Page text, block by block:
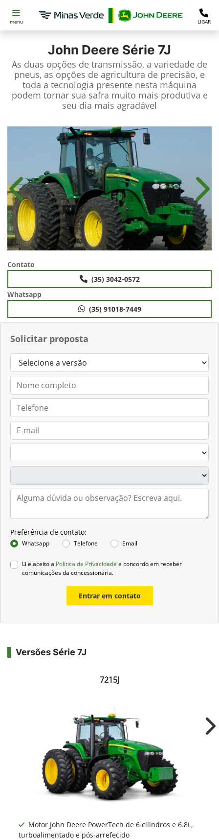
menu LIGAR
John Deere Série 7J
As duas opções de transmissão, a variedade de
pneus, as opções de agricultura de precisão, e
toda a tecnologia presente nesta máquina
podem tornar sua safra muito mais produtiva e
seu dia mais agradável
Solicitar proposta
Preferência de contato:
Whatsapp Telefone Email
Li e aceito a Política de Privacidade e concordo em receber
comunicações da concessionária.
Entrar em contato
Anterior
Contato
(35) 3042-0572
Whatsapp
(35) 91018-7449
Versões Série 7J
7215J
Motor John Deere PowerTech de 6 cilindros e 6.8L,
turboalimentado e pós-arrefecido